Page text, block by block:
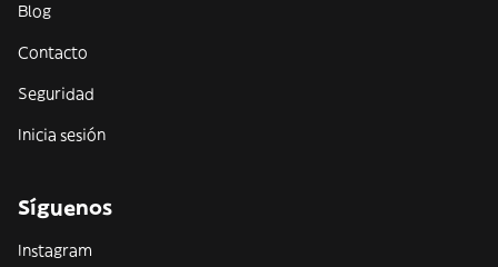
Blog
Contacto
Seguridad
Inicia sesión
Síguenos
Instagram